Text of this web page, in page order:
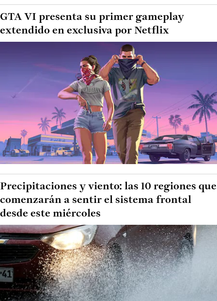
GTA VI presenta su primer gameplay
extendido en exclusiva por Netflix
Precipitaciones y viento: las 10 regiones que
comenzarán a sentir el sistema frontal
desde este miércoles